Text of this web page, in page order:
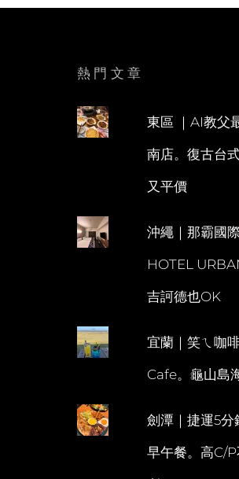
熱門文章
東區 ｜AI教父
南店。復古台
又平價
沖繩｜那霸國
HOTEL
吉訶德也OK
宜蘭｜笑ㄟ咖
Cafe。龜山島
劍潭｜捷運5
早午餐。高C/